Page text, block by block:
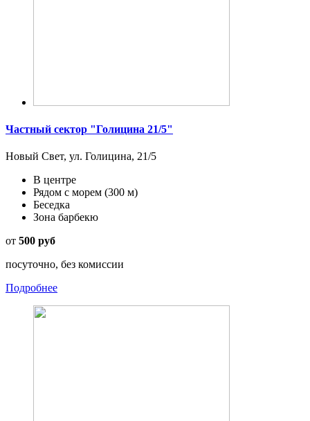
Частный сектор "Голицина 21/5"
Новый Свет, ул. Голицина, 21/5
В центре
Рядом с морем (300 м)
Беседка
Зона барбекю
от 500 руб
посуточно, без комиссии
Подробнее